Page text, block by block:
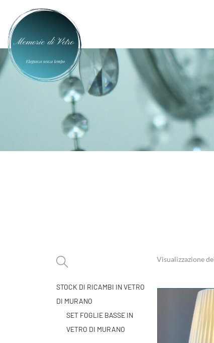
STOCK DI RICAMBI IN VETRO
DI MURANO
SET FOGLIE BASSE IN
VETRO DI MURANO
Visualizzazione